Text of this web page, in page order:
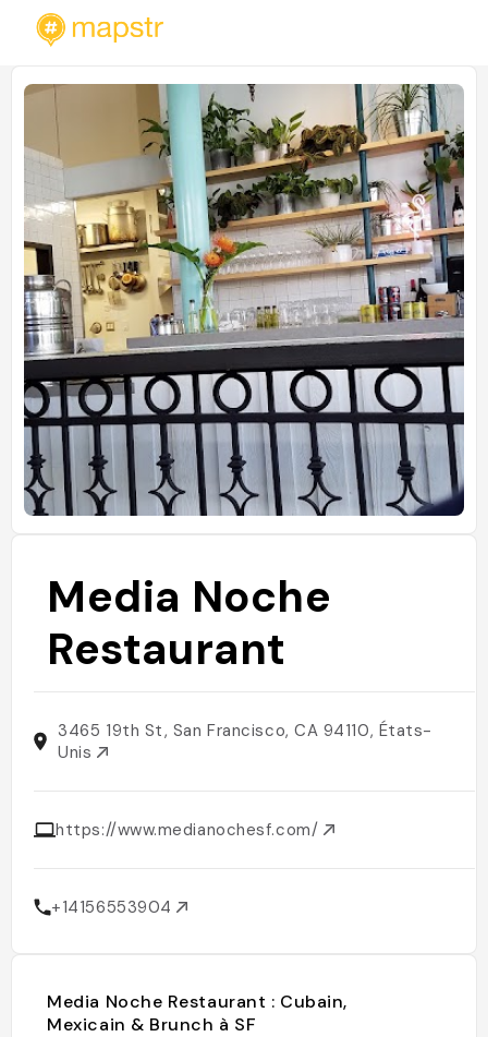
Media Noche
Restaurant
3465 19th St, San Francisco, CA 94110, États-
Unis
https://www.medianochesf.com/
+14156553904
Media Noche Restaurant : Cubain,
Mexicain & Brunch à SF